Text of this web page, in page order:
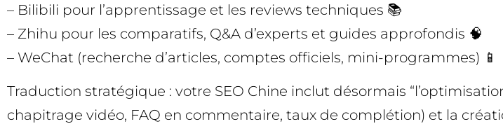
– Bilibili pour l’apprentissage et les reviews techniques 📚
– Zhihu pour les comparatifs, Q&A d’experts et guides approfondis 🧠
– WeChat (recherche d’articles, comptes officiels, mini-programmes) 📱
Traduction stratégique : votre SEO Chine inclut désormais
chapitrage vidéo, FAQ en commentaire, taux de complétion) et la